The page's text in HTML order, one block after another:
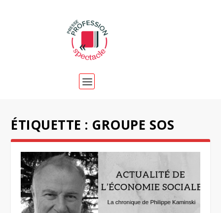
ÉTIQUETTE : GROUPE SOS